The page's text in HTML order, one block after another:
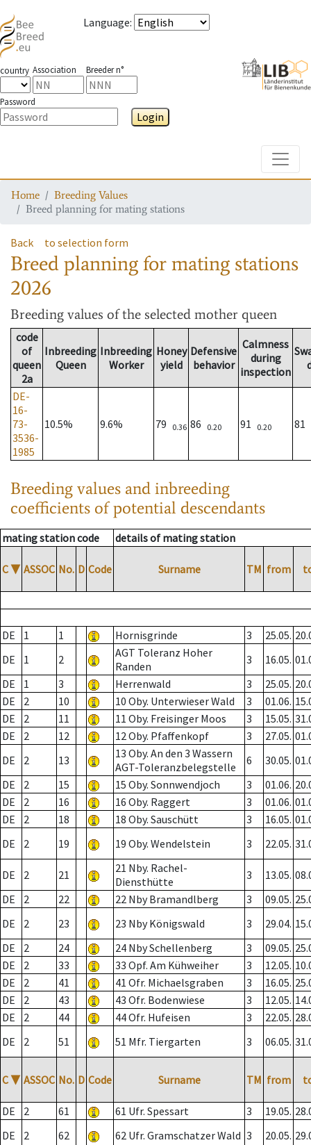
Language:
country Association Breeder n°
Password
Login
Home
Breeding Values
Breed planning for mating stations
Back to selection form
Breed planning for mating stations
2026
Breeding values of the selected mother queen
code
of
queen
2a
Inbreeding
Queen
Inbreeding
Worker
Honey
yield
Defensive
behavior
Calmness
during
inspection
DE-
16-
73-
3536-
1985
10.5% 9.6% 79 0.36 86 0.20 91 0.20 81
Breeding values and inbreeding
coefficients of potential descendants
mating station code details of mating station
C ▼ ASSOC No. D Code Surname TM from
DE 1 1 Hornisgrinde 3 25.05.
DE
1 2
AGT Toleranz Hoher
Randen
3 16.05.
DE
1 3 Herrenwald 3 25.05.
DE
2 10 10 Oby. Unterwieser Wald 3 01.06.
DE
2 11 11 Oby. Freisinger Moos 3 15.05.
DE
2 12 12 Oby. Pfaffenkopf 3 27.05.
DE
2 13
13 Oby. An den 3 Wassern
AGT-Toleranzbelegstelle
6 30.05.
DE
2 15 15 Oby. Sonnwendjoch 3 01.06.
DE
2 16 16 Oby. Raggert 3 01.06.
DE
2 18 18 Oby. Sauschütt 3 16.05.
DE
2 19 19 Oby. Wendelstein 3 22.05.
DE 2 21
21 Nby. Rachel-
Diensthütte
3 13.05.
DE
2 22 22 Nby Bramandlberg 3 09.05.
DE
2 23 23 Nby Königswald 3 29.04.
DE
2 24 24 Nby Schellenberg 3 09.05.
DE
2 33 33 Opf. Am Kühweiher 3 12.05.
DE
2 41 41 Ofr. Michaelsgraben 3 16.05.
DE
2 43 43 Ofr. Bodenwiese 3 12.05.
DE
2 44 44 Ofr. Hufeisen 3 22.05.
DE
2 51 51 Mfr. Tiergarten 3 06.05.
C ▼ ASSOC No. D Code Surname TM from
DE 2 61 61 Ufr. Spessart 3 19.05.
DE
2 62 62 Ufr. Gramschatzer Wald 3 20.05.